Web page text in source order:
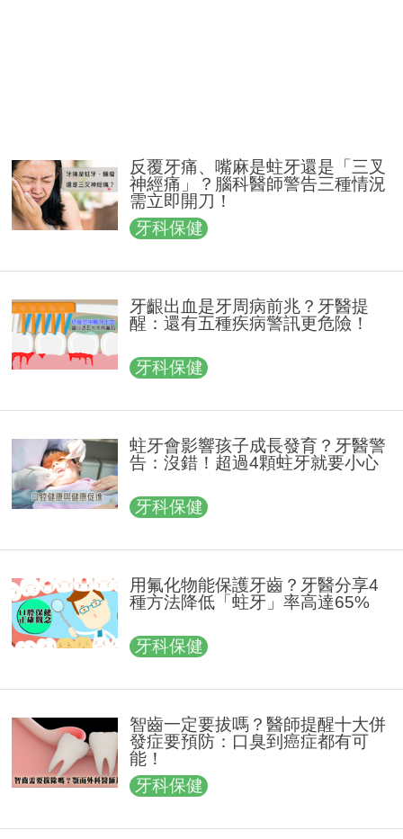
反覆牙痛、嘴麻是蛀牙還是「三叉
神經痛」？腦科醫師警告三種情況
需立即開刀！
牙科保健
牙齦出血是牙周病前兆？牙醫提
醒：還有五種疾病警訊更危險！
牙科保健
蛀牙會影響孩子成長發育？牙醫警
告：沒錯！超過4顆蛀牙就要小心
牙科保健
用氟化物能保護牙齒？牙醫分享4
種方法降低「蛀牙」率高達65%
牙科保健
智齒一定要拔嗎？醫師提醒十大併
發症要預防：口臭到癌症都有可
能！
牙科保健